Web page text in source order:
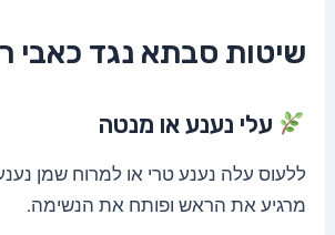
שיטות סבתא נגד כאבי
עלי נענע או מנטה
ללעוס עלה נענע טרי או למרוח שמן
מרגיע את הראש ופותח את הנשימה.